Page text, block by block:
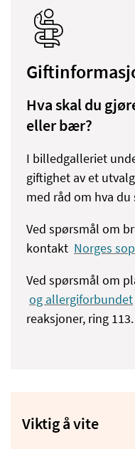
Hva skal du
eller bær?
I billedgalleriet
giftighet av et
med råd om hva
Ved spørsmål om
kontakt Norges
Ved spørsmål om
og allergiforbundet
reaksjoner, ring 113.
Viktig å vite